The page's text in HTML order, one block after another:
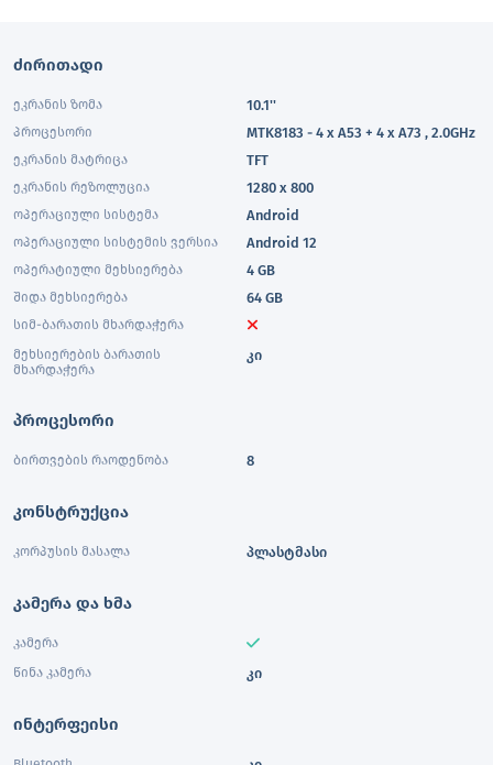
ძირითადი
ეკრანის ზომა 10.1''
პროცესორი MTK8183 - 4 x A53 + 4 x A73 , 2.0GHz
ეკრანის მატრიცა TFT
ეკრანის რეზოლუცია 1280 x 800
ოპერაციული სისტემა Android
ოპერაციული სისტემის ვერსია Android 12
ოპერატიული მეხსიერება 4 GB
შიდა მეხსიერება 64 GB
სიმ-ბარათის მხარდაჭერა
მეხსიერების ბარათის
მხარდაჭერა
კი
პროცესორი
ბირთვების რაოდენობა 8
კონსტრუქცია
კორპუსის მასალა პლასტმასი
კამერა და ხმა
კამერა
წინა კამერა
კი
ინტერფეისი